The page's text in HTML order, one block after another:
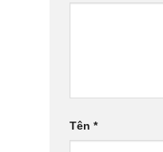
Tên *